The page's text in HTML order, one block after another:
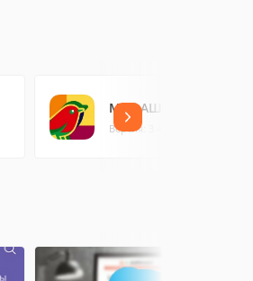
Мой АШАН для iOS
Версия: 3.4.8